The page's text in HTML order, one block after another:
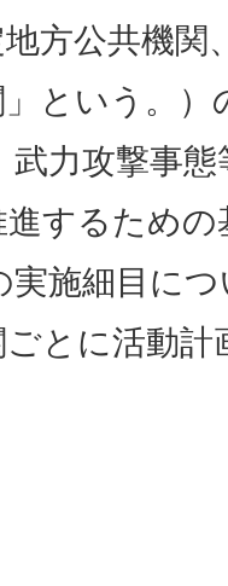
方公共機関
という。）
力攻撃事
するため
実施細目に
とに活動